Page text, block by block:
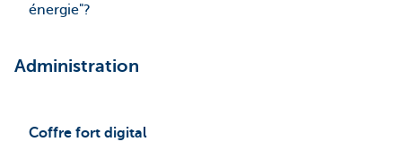
énergie"?
Administration
Coffre fort digital